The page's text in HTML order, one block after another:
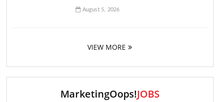
August 5, 2026
VIEW MORE
MarketingOops!JOBS